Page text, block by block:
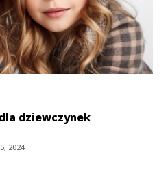
dziewczynek
2024